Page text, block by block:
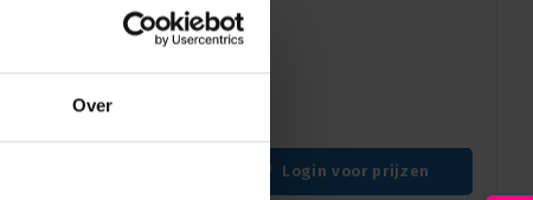
Over
Login voor prijzen